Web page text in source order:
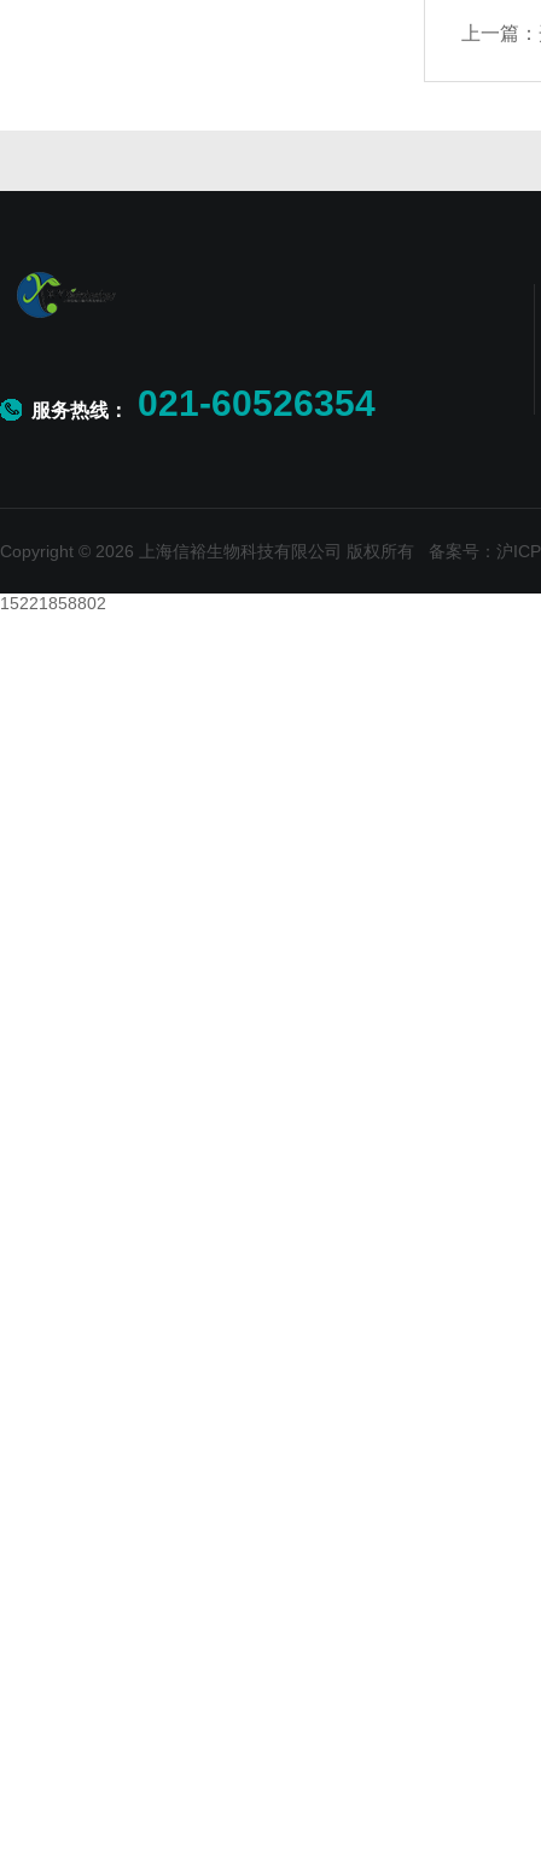
上一篇：
服务热线： 021-60526354
Copyright © 2026 上海信裕生物科技有限公司 版权所有 备案号：沪
15221858802